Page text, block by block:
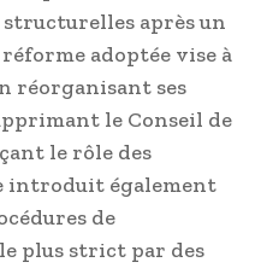
après un
adoptée vise à
réorganisant ses
le Conseil de
le rôle des
introduit également
de
plus strict par des